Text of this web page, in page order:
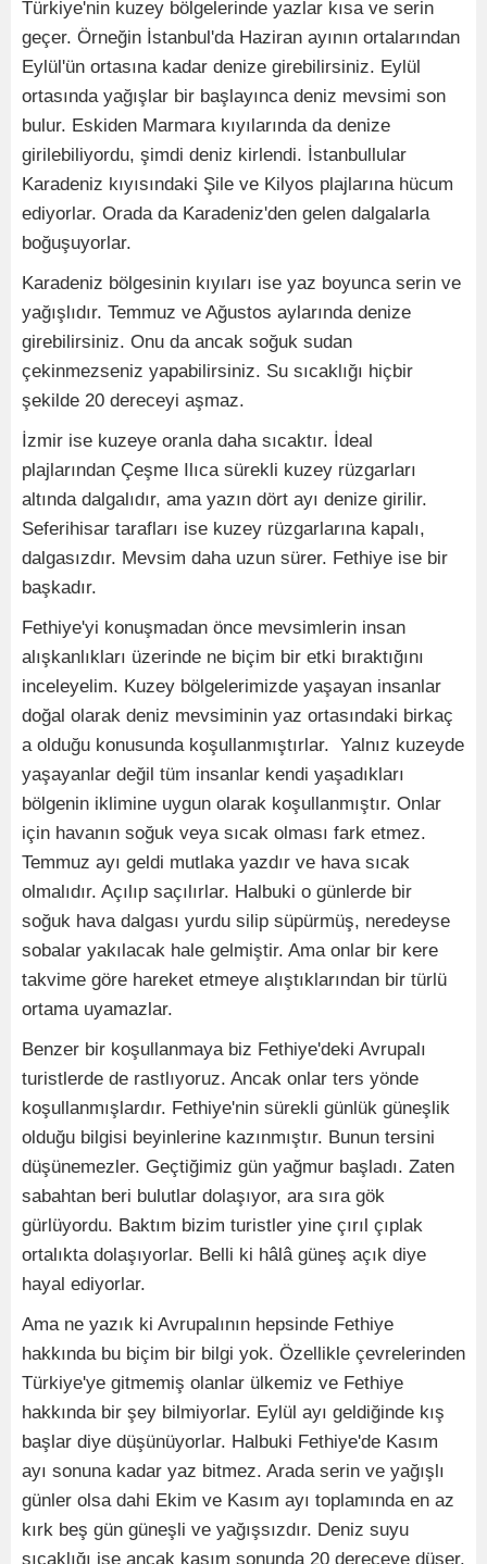
Türkiye'nin kuzey bölgelerinde yazlar kısa ve serin
geçer. Örneğin İstanbul'da Haziran ayının ortalarından
Eylül'ün ortasına kadar denize girebilirsiniz. Eylül
ortasında yağışlar bir başlayınca deniz mevsimi son
bulur. Eskiden Marmara kıyılarında da denize
girilebiliyordu, şimdi deniz kirlendi. İstanbullular
Karadeniz kıyısındaki Şile ve Kilyos plajlarına hücum
ediyorlar. Orada da Karadeniz'den gelen dalgalarla
boğuşuyorlar.
Karadeniz bölgesinin kıyıları ise yaz boyunca serin ve
yağışlıdır. Temmuz ve Ağustos aylarında denize
girebilirsiniz. Onu da ancak soğuk sudan
çekinmezseniz yapabilirsiniz. Su sıcaklığı hiçbir
şekilde 20 dereceyi aşmaz.
İzmir ise kuzeye oranla daha sıcaktır. İdeal
plajlarından Çeşme Ilıca sürekli kuzey rüzgarları
altında dalgalıdır, ama yazın dört ayı denize girilir.
Seferihisar tarafları ise kuzey rüzgarlarına kapalı,
dalgasızdır. Mevsim daha uzun sürer. Fethiye ise bir
başkadır.
Fethiye'yi konuşmadan önce mevsimlerin insan
alışkanlıkları üzerinde ne biçim bir etki bıraktığını
inceleyelim. Kuzey bölgelerimizde yaşayan insanlar
doğal olarak deniz mevsiminin yaz ortasındaki birkaç
a olduğu konusunda koşullanmıştırlar. Yalnız kuzeyde
yaşayanlar değil tüm insanlar kendi yaşadıkları
bölgenin iklimine uygun olarak koşullanmıştır. Onlar
için havanın soğuk veya sıcak olması fark etmez.
Temmuz ayı geldi mutlaka yazdır ve hava sıcak
olmalıdır. Açılıp saçılırlar. Halbuki o günlerde bir
soğuk hava dalgası yurdu silip süpürmüş, neredeyse
sobalar yakılacak hale gelmiştir. Ama onlar bir kere
takvime göre hareket etmeye alıştıklarından bir türlü
ortama uyamazlar.
Benzer bir koşullanmaya biz Fethiye'deki Avrupalı
turistlerde de rastlıyoruz. Ancak onlar ters yönde
koşullanmışlardır. Fethiye'nin sürekli günlük güneşlik
olduğu bilgisi beyinlerine kazınmıştır. Bunun tersini
düşünemezler. Geçtiğimiz gün yağmur başladı. Zaten
sabahtan beri bulutlar dolaşıyor, ara sıra gök
gürlüyordu. Baktım bizim turistler yine çırıl çıplak
ortalıkta dolaşıyorlar. Belli ki hâlâ güneş açık diye
hayal ediyorlar.
Ama ne yazık ki Avrupalının hepsinde Fethiye
hakkında bu biçim bir bilgi yok. Özellikle çevrelerinden
Türkiye'ye gitmemiş olanlar ülkemiz ve Fethiye
hakkında bir şey bilmiyorlar. Eylül ayı geldiğinde kış
başlar diye düşünüyorlar. Halbuki Fethiye'de Kasım
ayı sonuna kadar yaz bitmez. Arada serin ve yağışlı
günler olsa dahi Ekim ve Kasım ayı toplamında en az
kırk beş gün güneşli ve yağışsızdır. Deniz suyu
sıcaklığı ise ancak kasım sonunda 20 dereceye düşer.